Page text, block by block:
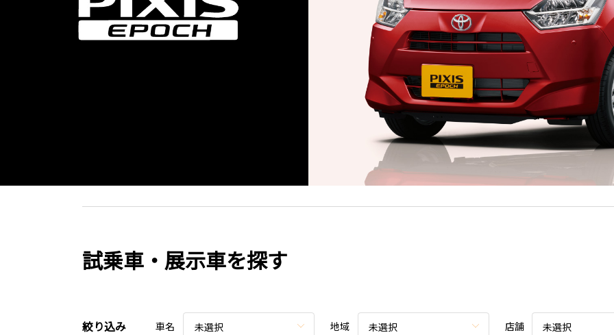
試乗車・展示車を探す
絞り込み 車名 未選択 地域 未選択 店舗 未選択